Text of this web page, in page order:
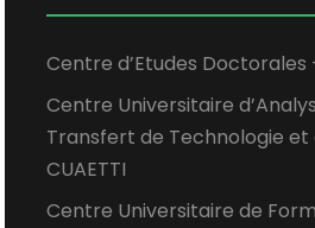
Centre d’Etudes Doctorales
Centre Universitaire
Transfert de Technologie et
CUAETTI
Centre Universitaire de